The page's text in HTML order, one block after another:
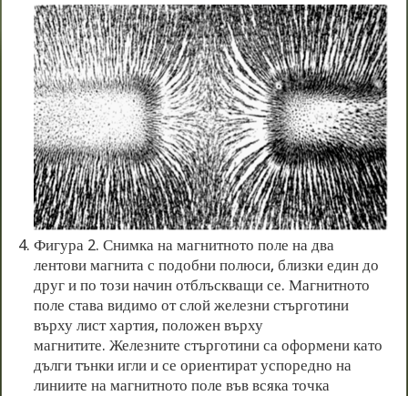
Фигура 2. Снимка на магнитното поле на два
лентови магнита с подобни полюси, близки един до
друг и по този начин отблъскващи се. Магнитното
поле става видимо от слой железни стърготини
върху лист хартия, положен върху
магнитите. Железните стърготини са оформени като
дълги тънки игли и се ориентират успоредно на
линиите на магнитното поле във всяка точка